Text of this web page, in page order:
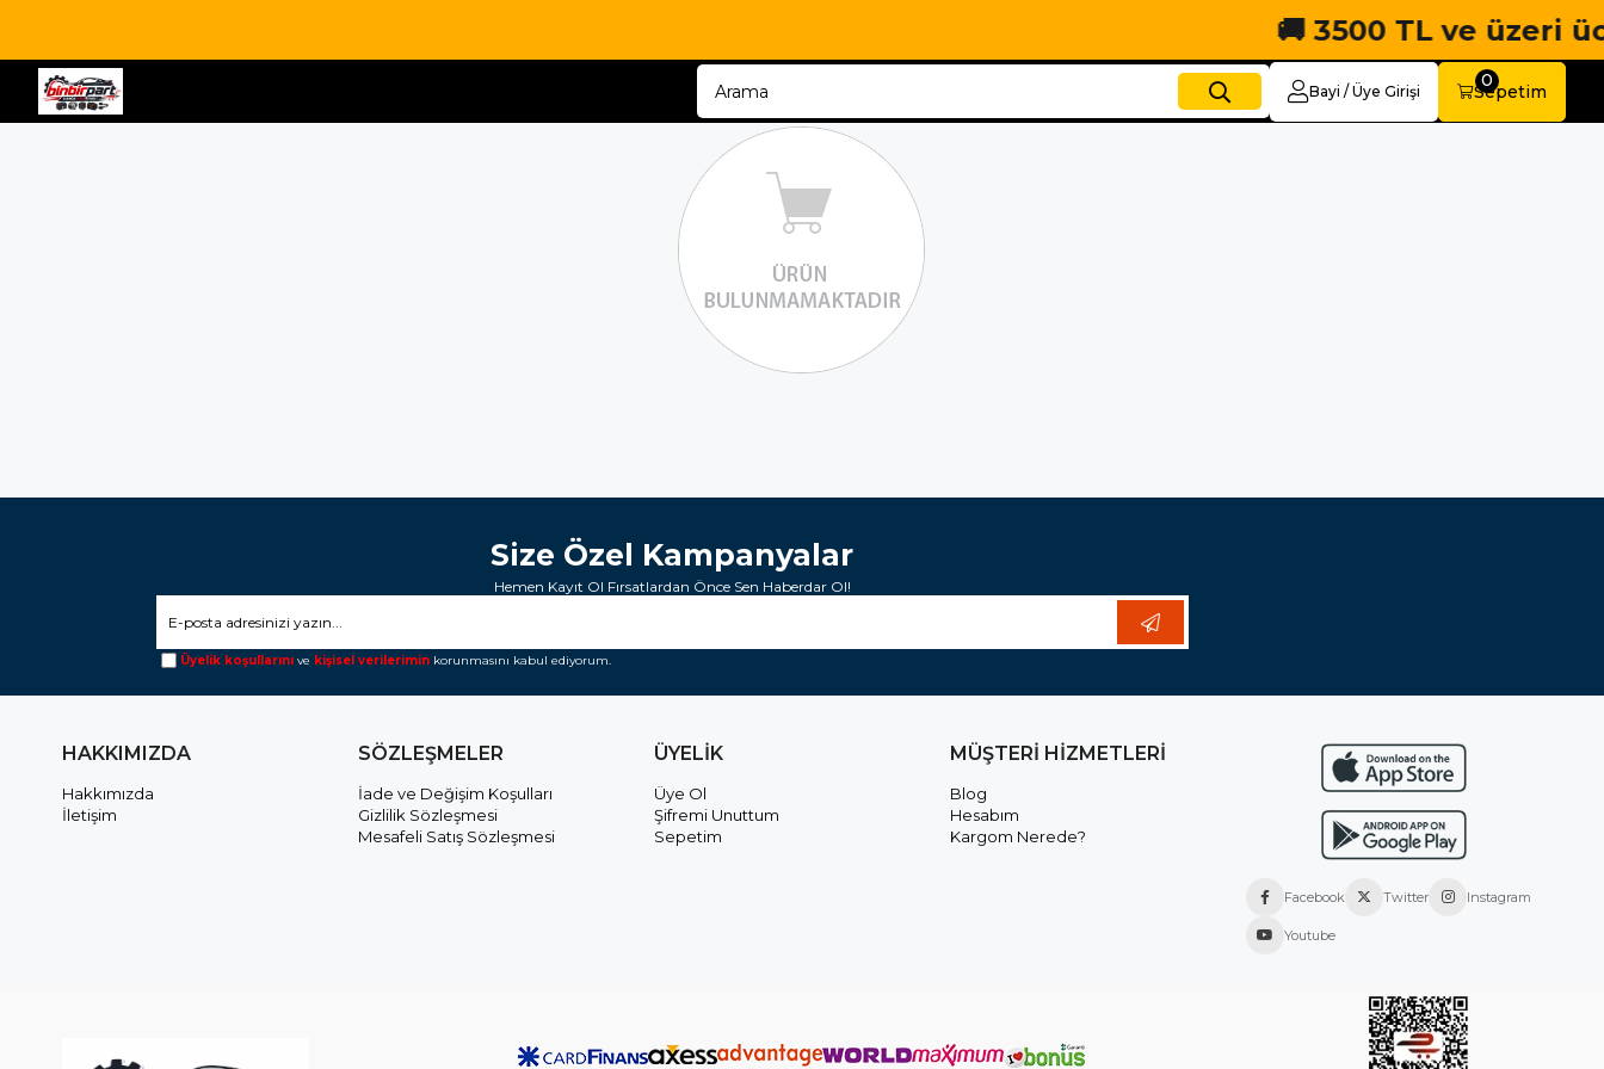
🚚 3500 TL ve üzeri
Bayi / Üye Girişi Sepetim
0
Size Özel Kampanyalar
Hemen Kayıt Ol Fırsatlardan Önce Sen Haberdar Ol!
Üyelik koşullarını ve kişisel verilerimin korunmasını kabul ediyorum.
HAKKIMIZDA
Hakkımızda
İletişim
SÖZLEŞMELER
İade ve Değişim Koşulları
Gizlilik Sözleşmesi
Mesafeli Satış Sözleşmesi
ÜYELİK
Üye Ol
Şifremi Unuttum
Sepetim
MÜŞTERİ HİZMETLERİ
Blog
Hesabım
Kargom Nerede?
Facebook Twitter Instagram
Youtube